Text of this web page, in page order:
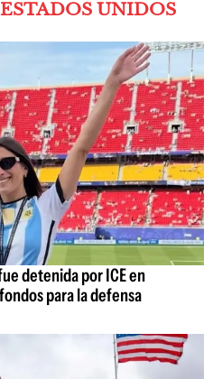
UNIDOS
detenida por ICE en
para la defensa